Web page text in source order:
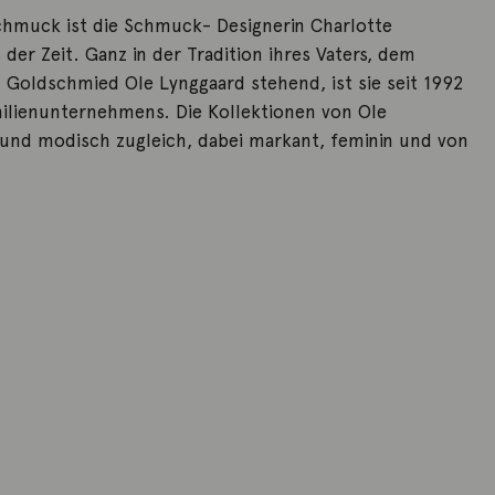
ist die Schmuck- Designerin Charlotte
Zeit. Ganz in der Tradition ihres Vaters, dem
Ole Lynggaard stehend, ist sie seit 1992
Die Kollektionen von Ole
modisch zugleich, dabei markant, feminin und von